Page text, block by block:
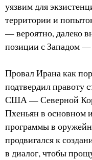
уязвим для
территории и
— вероятно, далеко
позиции с Западом —
Провал Ирана как
подтвердил правоту
США — Северной
Пхеньян в основном
программы в
продвигался к
в диалог, чтобы